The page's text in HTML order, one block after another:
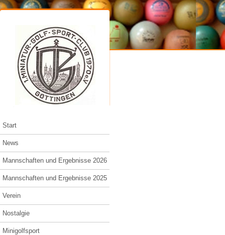
Start
News
Mannschaften und Ergebnisse 2026
Mannschaften und Ergebnisse 2025
Verein
Nostalgie
Minigolfsport